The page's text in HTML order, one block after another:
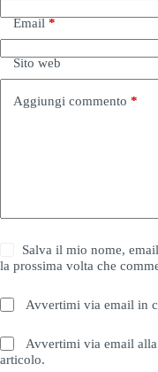
Email *
Sito web
Aggiungi commento *
Salva il mio nome,
la prossima volta che
Avvertimi via email in
Avvertimi via email
articolo.